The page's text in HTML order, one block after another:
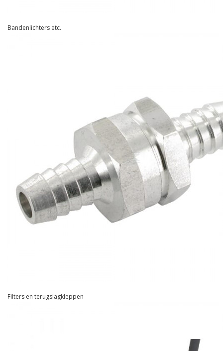
Bandenlichters etc.
Filters en terugslagkleppen